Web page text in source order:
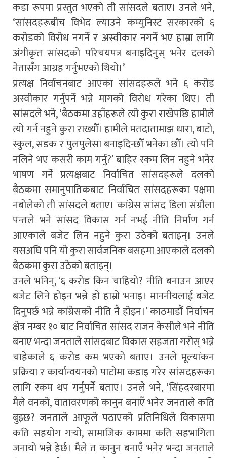
कडा रूपमा प्रस्तुत भएको ती सांसदले बताए। उनले भने,
‘सांसदहरूबीच विभेद ल्याउने कम्युनिस्ट सरकारको ६
करोडको विरोध नगर्ने र अस्वीकार नगर्ने भए हाम्रा लागि
अंगीकृत सांसदको परिचयपत्र बनाइदिनुस् भनेर दलको
नेतासँग आग्रह गर्नुभएको थियो।’
प्रत्यक्ष निर्वाचनबाट आएका सांसदहरूले भने ६ करोड
अस्वीकार गर्नुपर्ने भन्ने मागको विरोध गरेका थिए। ती
सांसदले भने, ‘बैठकमा उहाँहरूले त्यो कुरा राखेपछि हामीले
त्यो गर्न नहुने कुरा राख्यौँ। हामीले मतदातामाझ धारा, बाटो,
स्कुल, सडक र पुलपुलेसा बनाइदिन्छौँ भनेका छौँ। त्यो पनि
नलिने भए कसरी काम गर्नु?’ बाहिर रकम लिन नहुने भनेर
भाषण गर्ने प्रत्यक्षबाट निर्वाचित सांसदहरूले दलको
बैठकमा समानुपातिकबाट निर्वाचित सांसदहरूका पक्षमा
नबोलेको ती सांसदले बताए। कांग्रेस सांसद डिला संग्रौला
पन्तले भने सांसद विकास गर्न नभई नीति निर्माण गर्न
आएकाले बजेट लिन नहुने कुरा उठेको बताइन्। उनले
यसअघि पनि यो कुरा सार्वजनिक बसहमा आएकाले दलको
बैठकमा कुरा उठेको बताइन्।
उनले भनिन्, ‘६ करोड किन चाहियो? नीति बनाउन आएर
बजेट लिने होइन भन्ने हो हाम्रो भनाइ। माननीयलाई बजेट
दिनुपर्छ भन्ने कांग्रेसको नीति नै होइन।’ काठमाडौं निर्वाचन
क्षेत्र नम्बर १० बाट निर्वाचित सांसद राजन केसीले भने नीति
बनाए भन्दा जनताले सांसदबाट विकास सहजता गरोस् भन्ने
चाहेकाले ६ करोड कम भएको बताए। उनले मूल्यांकन
प्रक्रिया र कार्यान्वयनको पाटोमा कडाइ गरेर सांसदहरूका
लागि रकम थप गर्नुपर्ने बताए। उनले भने, ‘सिंहदरबारमा
मैले वनको, वातावरणको कानुन बनाएँ भनेर जनताले कति
बुझ्छ? जनताले आफूले पठाएको प्रतिनिधिले विकासमा
कति सहयोग गर्‍यो, सामाजिक काममा कति सहभागिता
जनायो भन्ने हेर्छ। मैले त कानुन बनाएँ भनेर भन्दा जनताले